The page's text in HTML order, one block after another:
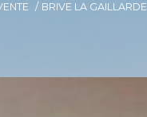
BRIVE LA GAILLARDE